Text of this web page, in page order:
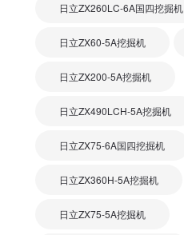
日立ZX260LC-6A国四挖掘机
日立ZX60-5A挖掘机
日立ZX200-5A挖掘机
日立ZX490LCH-5A挖掘机
日立ZX75-6A国四挖掘机
日立ZX360H-5A挖掘机
日立ZX75-5A挖掘机